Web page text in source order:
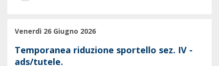
Venerdì 26 Giugno 2026
Temporanea riduzione sportello sez. IV -
ads/tutele.